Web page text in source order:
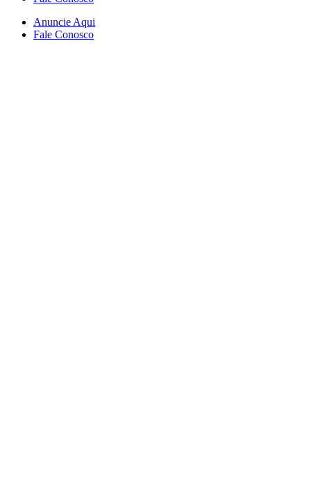
Anuncie Aqui
Fale Conosco